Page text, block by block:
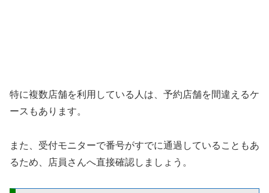
特に複数店舗を利用している人は、予約店舗を間違えるケ
ースもあります。
また、受付モニターで番号がすでに通過していることもあ
るため、店員さんへ直接確認しましょう。